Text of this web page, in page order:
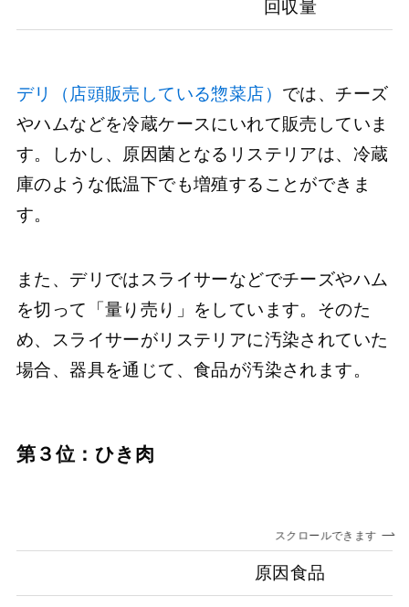
回収量
デリ（店頭販売している惣菜店） では、チーズ
やハムなどを冷蔵ケースにいれて販売していま
す。しかし、原因菌となるリステリアは、冷蔵
庫のような低温下でも増殖することができま
す。
また、デリではスライサーなどでチーズやハム
を切って「量り売り」をしています。そのた
め、スライサーがリステリアに汚染されていた
場合、器具を通じて、食品が汚染されます。
第３位：ひき肉
スクロールできます
原因食品